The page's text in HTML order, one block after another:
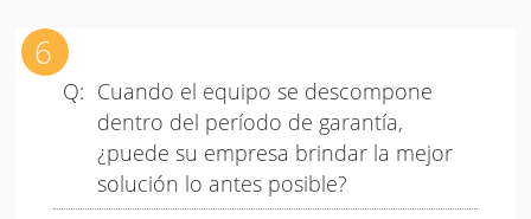
Cuando el equipo se descompone
dentro del período de garantía,
¿puede su empresa brindar la mejor
solución lo antes posible?